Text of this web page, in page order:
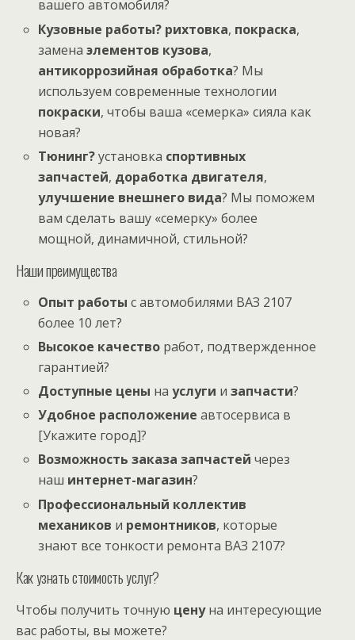
вашего автомобиля?
Кузовные работы? рихтовка, покраска,
заменаэлементов кузова,
антикоррозийная обработка? Мы
используем современные технологии
покраски, чтобы ваша «семерка» сияла как
новая?
Тюнинг?установка спортивных
запчастей, доработка двигателя,
улучшение внешнего вида? Мы поможем
вам сделать вашу «семерку» более
мощной, динамичной, стильной?
Наши преимущества
Опыт работы с автомобилями ВАЗ 2107
более 10 лет?
Высокое качество работ, подтвержденное
гарантией?
Доступные цены науслуги изапчасти?
Удобное расположение автосервиса в
[Укажите город]?
Возможность заказа запчастей через
наш интернет-магазин?
Профессиональный коллектив
механиков и ремонтников, которые
знают все тонкости ремонта ВАЗ 2107?
Как узнать стоимость услуг?
Чтобы получить точную ценуна интересующие
вас работы, вы можете?